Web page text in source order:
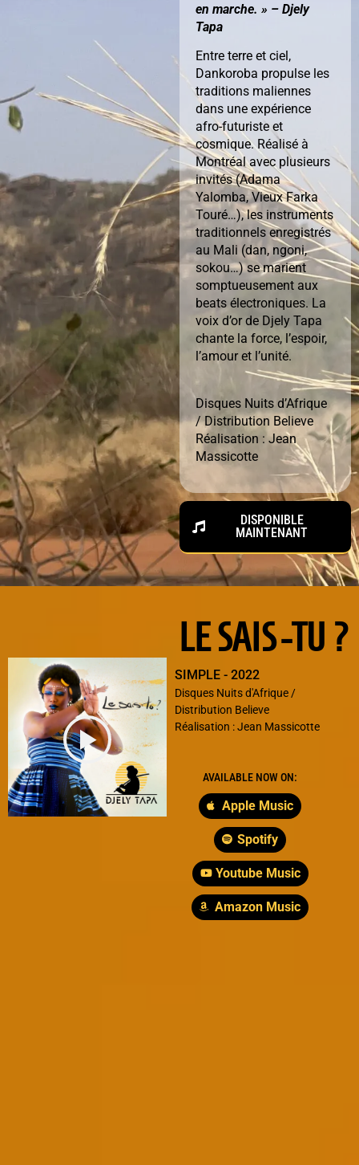
en marche. » – Djely
Tapa
Entre terre et ciel,
Dankoroba propulse les
traditions maliennes
dans une expérience
afro-futuriste et
cosmique. Réalisé à
Montréal avec plusieurs
invités (Adama
Yalomba, Vieux Farka
Touré…), les instruments
traditionnels enregistrés
au Mali (dan, ngoni,
sokou…) se marient
somptueusement aux
beats électroniques. La
voix d’or de Djely Tapa
chante la force, l’espoir,
l’amour et l’unité.
Disques Nuits d’Afrique
/ Distribution Believe
Réalisation : Jean
Massicotte
DISPONIBLE
MAINTENANT
LE SAIS -TU ?
SIMPLE - 2022
Disques Nuits d'Afrique /
Distribution Believe
Réalisation : Jean Massicotte
AVAILABLE NOW ON:
Apple Music
Spotify
Youtube Music
Amazon Music